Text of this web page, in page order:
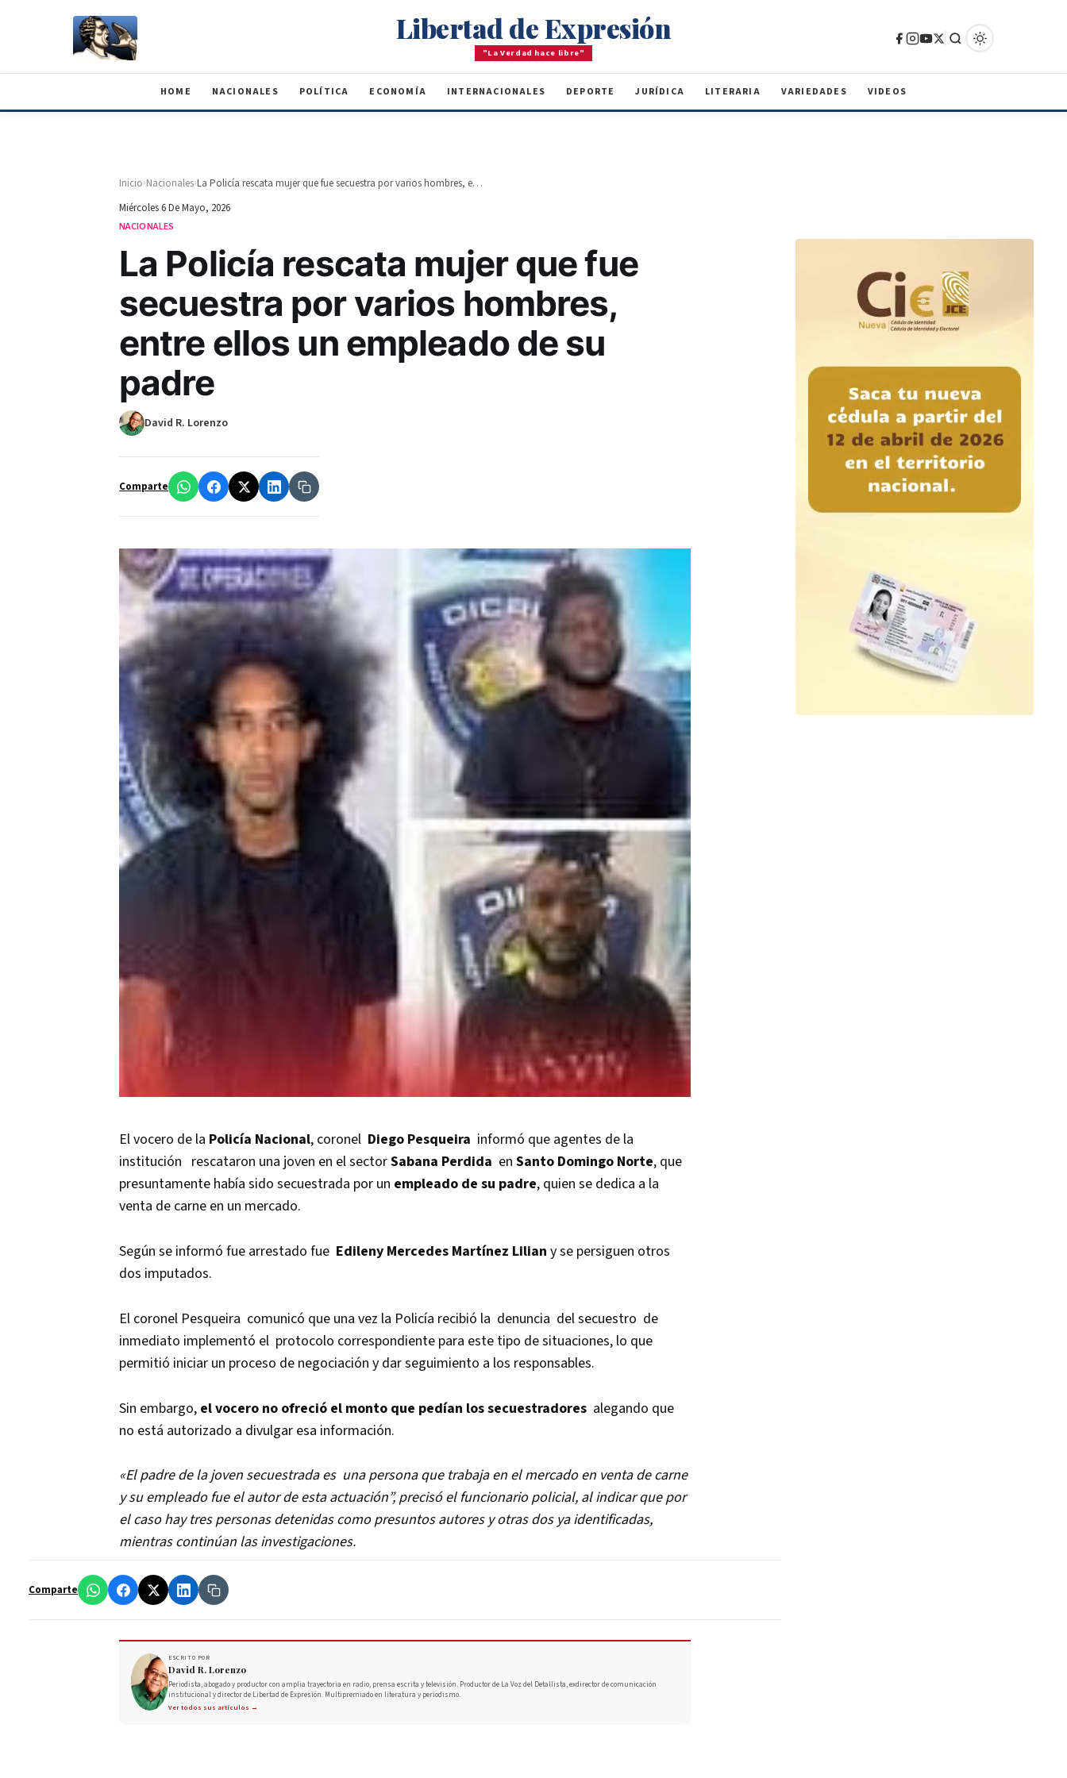
Libertad de Expresión
"La Verdad hace libre"
HOME NACIONALES POLÍTICA ECONOMÍA INTERNACIONALES DEPORTE JURÍDICA LITERARIA VARIEDADES VIDEOS
Inicio›Nacionales›
La Policía rescata mujer que fue secuestra por varios hombres, entre ellos un empleado de su padre
Miércoles 6 De Mayo, 2026
NACIONALES
La Policía rescata mujer que fue
secuestra por varios hombres,
entre ellos un empleado de su
padre
David R. Lorenzo
Comparte
El vocero de la Policía Nacional, coronel Diego Pesqueira informó que agentes de la
institución rescataron una joven en el sectorSabana Perdida en Santo Domingo Norte, que
presuntamente había sido secuestrada por un empleado de su padre, quien se dedica a la
venta de carne en un mercado.
Según se informó fue arrestado fue Edileny Mercedes Martínez Lilian y se persiguen otros
dos imputados.
El coronel Pesqueira comunicó que una vez la Policía recibió la denuncia del secuestro de
inmediato implementó el protocolo correspondiente para este tipo de situaciones, lo que
permitió iniciar un proceso de negociación y dar seguimiento a los responsables.
Sin embargo, el vocero no ofreció el monto que pedían los secuestradores alegando que
no está autorizado a divulgar esa información.
«El padre de la joven secuestrada es una persona que trabaja en el mercado en venta de carne
y su empleado fue el autor de esta actuación”, precisó el funcionario policial, al indicar que por
el caso hay tres personas detenidas como presuntos autores y otras dos ya identificadas,
mientras continúan las investigaciones.⁣
Comparte
ESCRITO POR
David R. Lorenzo
Periodista, abogado y productor con amplia trayectoria en radio, prensa escrita y televisión. Productor de La Voz del Detallista, exdirector de comunicación
institucional y director de Libertad de Expresión. Multipremiado en literatura y periodismo.
Ver todos sus artículos →